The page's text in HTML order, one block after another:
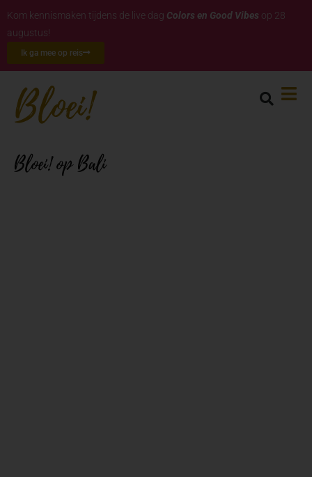
Kom kennismaken tijdens de live dag Colors en Good Vibes op 28
augustus!
Ik ga mee op reis
Bloei! op Bali